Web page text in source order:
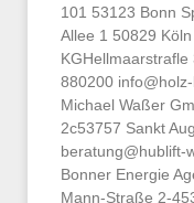
101 53123 Bonn
Allee 1 50829
880200
Michael Waßer
2c53757 Sankt
beratung@hublift-
Bonner Energie
Mann-Straße 2-